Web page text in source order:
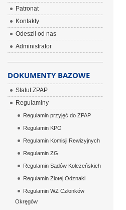
Patronat
Kontakty
Odeszli od nas
Administrator
DOKUMENTY BAZOWE
Statut ZPAP
Regulaminy
Regulamin przyjęć do ZPAP
Regulamin KPO
Regulamin Komisji Rewizyjnych
Regulamin ZG
Regulamin Sądów Koleżeńskich
Regulamin Złotej Odznaki
Regulamin WZ Członków
Okręgów